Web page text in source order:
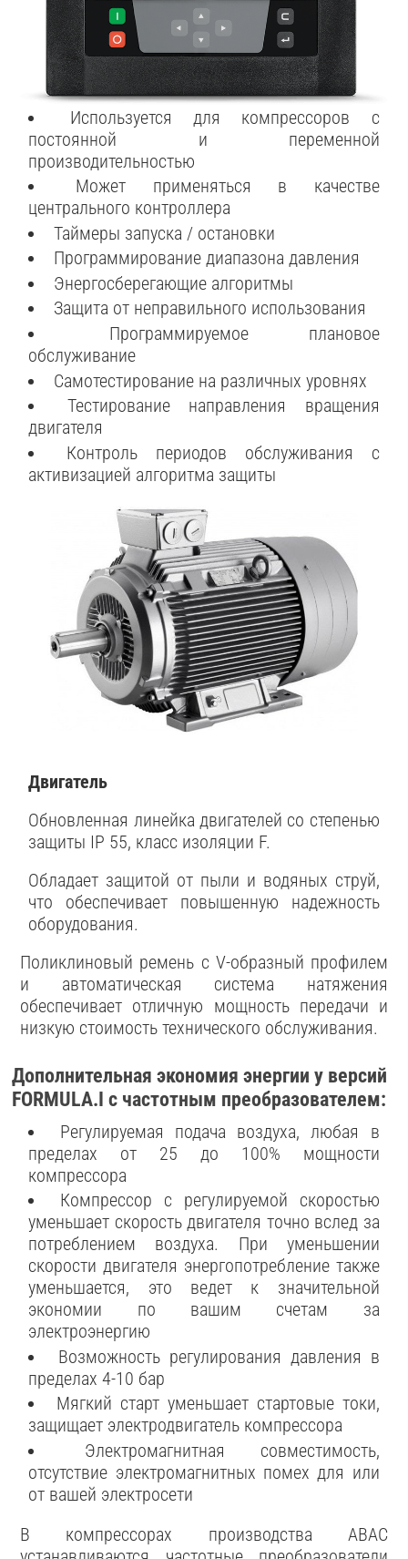
Используется для компрессоров с
постоянной и переменной
производительностью
Может применяться в качестве
центрального контроллера
Таймеры запуска / остановки
Программирование диапазона давления
Энергосберегающие алгоритмы
Защита от неправильного использования
Программируемое плановое
обслуживание
Самотестирование на различных уровнях
Тестирование направления вращения
двигателя
Контроль периодов обслуживания с
активизацией алгоритма защиты
Двигатель
Обновленная линейка двигателей со степенью
защиты IP 55, класс изоляции F.
Обладает защитой от пыли и водяных струй,
что обеспечивает повышенную надежность
оборудования.
Поликлиновый ремень с V-образный профилем
и автоматическая система натяжения
обеспечивает отличную мощность передачи и
низкую стоимость технического обслуживания.
Дополнительная экономия энергии у версий
FORMULA.I с частотным преобразователем:
Регулируемая подача воздуха, любая в
пределах от 25 до 100% мощности
компрессора
Компрессор с регулируемой скоростью
уменьшает скорость двигателя точно вслед за
потреблением воздуха. При уменьшении
скорости двигателя энергопотребление также
уменьшается, это ведет к значительной
экономии по вашим счетам за
электроэнергию
Возможность регулирования давления в
пределах 4-10 бар
Мягкий старт уменьшает стартовые токи,
защищает электродвигатель компрессора
Электромагнитная совместимость,
отсутствие электромагнитных помех для или
от вашей электросети
В компрессорах производства ABAC